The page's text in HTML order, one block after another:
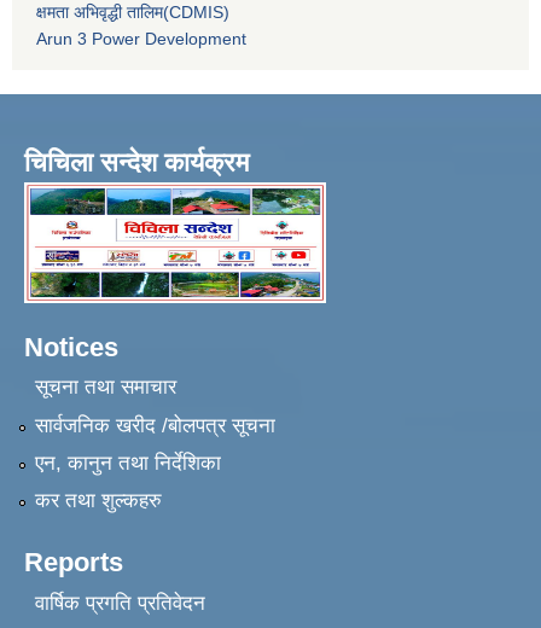
क्षमता अभिवृद्धी तालिम(CDMIS)
Arun 3 Power Development
चिचिला सन्देश कार्यक्रम
Notices
सूचना तथा समाचार
सार्वजनिक खरीद /बोलपत्र सूचना
एन, कानुन तथा निर्देशिका
कर तथा शुल्कहरु
Reports
वार्षिक प्रगति प्रतिवेदन